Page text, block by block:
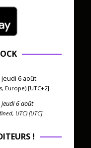
jeudi 6 août
Europe) [UTC+2]
jeudi 6 août
UTC) [UTC]
!